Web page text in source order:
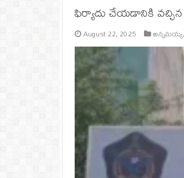
ఫిర్యాదు చేయడానికి వచ్చిన
August 22, 2025 అన్నమయ్య